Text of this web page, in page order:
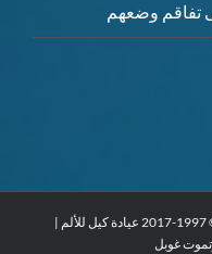
تفاقم وضعهم
© 1997-2017 عيادة كيل للألم |
غوبل